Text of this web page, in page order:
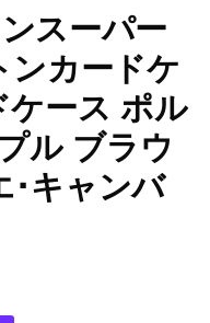
スーパー
ンカードケ
ケース ポル
ル ブラウ
キャンバ